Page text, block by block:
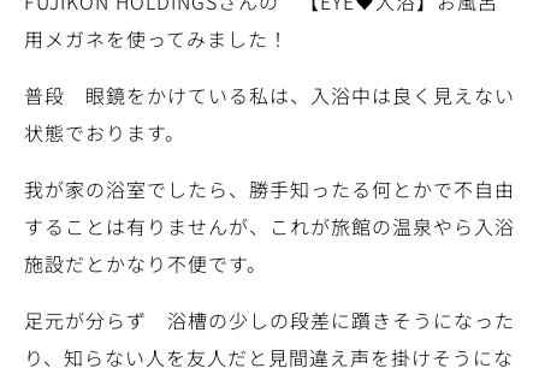
用メガネを使ってみました！
普段 眼鏡をかけている私は、入浴中は良く見えない
状態でおります。
我が家の浴室でしたら、勝手知ったる何とかで不自由
することは有りませんが、これが旅館の温泉やら入浴
施設だとかなり不便です。
足元が分らず 浴槽の少しの段差に躓きそうになった
り、知らない人を友人だと見間違え声を掛けそうにな